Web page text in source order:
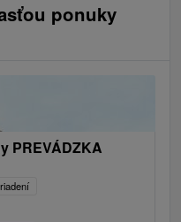
ponuky
PREVÁDZKA